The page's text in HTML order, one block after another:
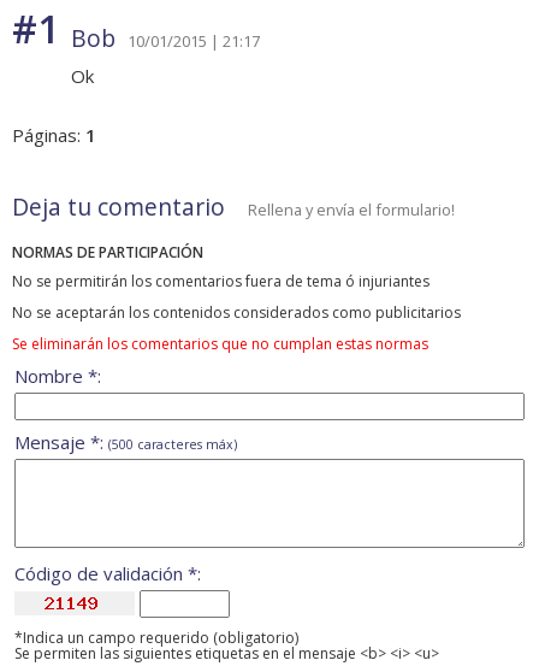
#1 Bob 10/01/2015 | 21:17
Ok
Páginas: 1
Deja tu comentario Rellena y envía el formulario!
NORMAS DE PARTICIPACIÓN
No se permitirán los comentarios fuera de tema ó injuriantes
No se aceptarán los contenidos considerados como publicitarios
Se eliminarán los comentarios que no cumplan estas normas
Nombre *:
Mensaje *: (500 caracteres máx)
Código de validación *:
*Indica un campo requerido (obligatorio)
Se permiten las siguientes etiquetas en el mensaje <b> <i> <u>